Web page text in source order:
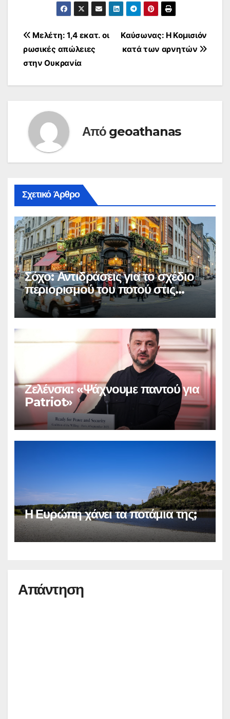
Πλοήγηση
άρθρων
Καύσωνας: Η Κομισιόν
κατά των αρνητών
Μελέτη: 1,4 εκατ. οι
ρωσικές απώλειες
στην Ουκρανία
Από geoathanas
Σχετικό Άρθρο
Σόχο: Αντιδράσεις για το σχέδιο
περιορισμού του ποτού στις
παμπ
Ζελένσκι: «Ψάχνουμε παντού για
Patriot»
Η Ευρώπη χάνει τα ποτάμια της;
Απάντηση